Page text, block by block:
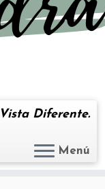
Diferente.
Menú